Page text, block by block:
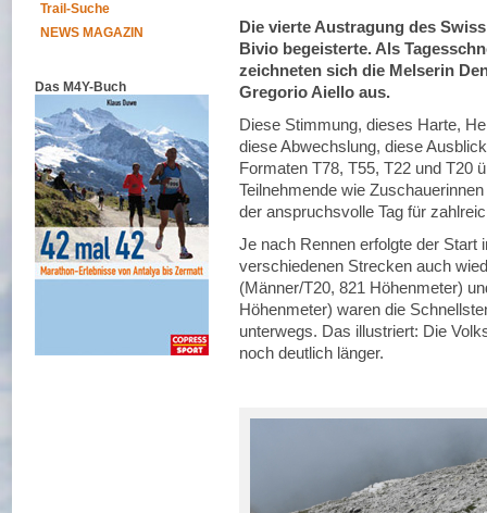
Trail-Suche
NEWS MAGAZIN
Das M4Y-Buch
Die vierte Austragung des
Bivio begeisterte. Als
zeichneten sich die Melserin
Gregorio Aiello aus.
Diese Stimmung, dieses Harte,
diese Abwechslung, diese
Formaten T78, T55, T22 und T20
Teilnehmende wie
der anspruchsvolle Tag für
Je nach Rennen erfolgte der Start
verschiedenen Strecken auch
(Männer/T20, 821 Höhenmeter)
Höhenmeter) waren die
unterwegs. Das illustriert: Die
noch deutlich länger.